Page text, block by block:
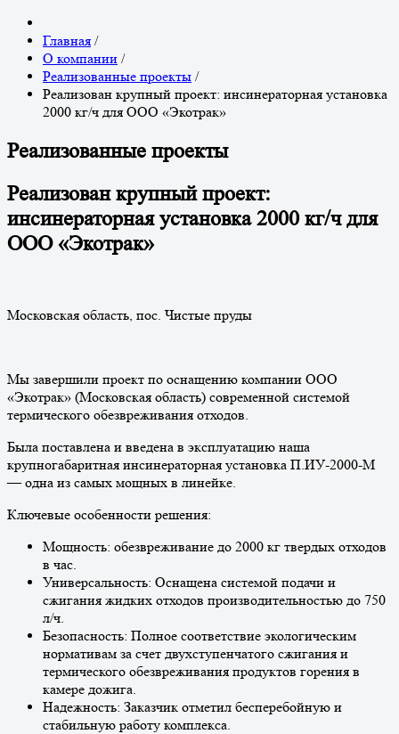
Главная /
О компании /
Реализованные проекты /
Реализован крупный проект: инсинераторная установка
2000 кг/ч для ООО «Экотрак»
Реализованные проекты
Реализован крупный проект:
инсинераторная установка 2000 кг/ч для
ООО «Экотрак»
Московская область, пос. Чистые пруды
Мы завершили проект по оснащению компании ООО
«Экотрак» (Московская область) современной системой
термического обезвреживания отходов.
Была поставлена и введена в эксплуатацию наша
крупногабаритная инсинераторная установка П.ИУ-2000-М
— одна из самых мощных в линейке.
Ключевые особенности решения:
Мощность: обезвреживание до 2000 кг твердых отходов
в час.
Универсальность: Оснащена системой подачи и
сжигания жидких отходов производительностью до 750
л/ч.
Безопасность: Полное соответствие экологическим
нормативам за счет двухступенчатого сжигания и
термического обезвреживания продуктов горения в
камере дожига.
Надежность: Заказчик отметил бесперебойную и
стабильную работу комплекса.